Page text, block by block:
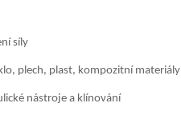
síly
plech, plast, kompozitní materiály
nástroje a klínování